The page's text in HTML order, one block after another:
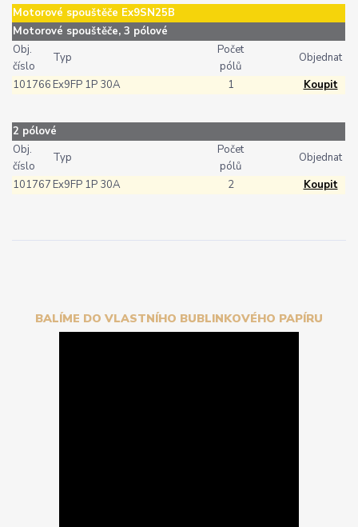
BALÍME DO VLASTNÍHO BUBLINKOVÉHO PAPÍRU
Motorové spouštěče Ex9SN25B
Motorové spouštěče, 3 pólové
Obj.
číslo
Typ
Počet
pólů
Objednat
101766 Ex9FP 1P 30A 1 Koupit
2 pólové
Obj.
číslo
Typ
Počet
pólů
Objednat
101767 Ex9FP 1P 30A 2 Koupit